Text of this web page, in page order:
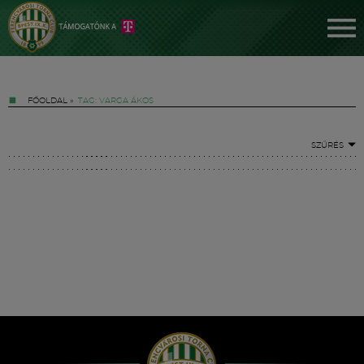
FŐOLDAL » TAG: VARGA ÁKOS
SZŰRÉS
Hírek